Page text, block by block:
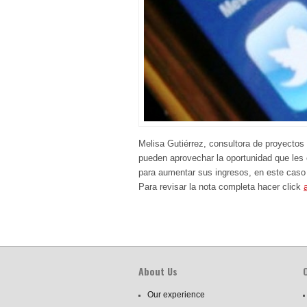
Melisa Gutiérrez, consultora de
pueden aprovechar la oportunidad que
para aumentar sus ingresos, en este
Para revisar la nota completa hacer click
About Us
Our experience